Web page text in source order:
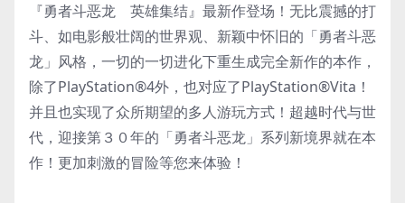
『勇者斗恶龙 英雄集结』最新作登场！无比震撼的打
斗、如电影般壮阔的世界观、新颖中怀旧的「勇者斗恶
龙」风格，一切的一切进化下重生成完全新作的本作，
除了PlayStation®4外，也对应了PlayStation®Vita！
并且也实现了众所期望的多人游玩方式！超越时代与世
代，迎接第３０年的「勇者斗恶龙」系列新境界就在本
作！更加刺激的冒险等您来体验！